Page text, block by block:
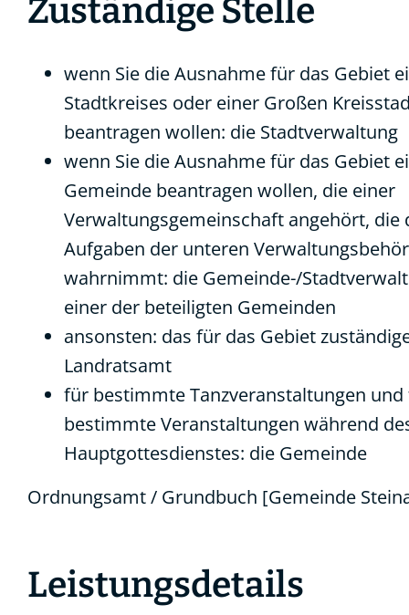
Zuständige Stelle
wenn Sie die Ausnahme für das Gebiet
Stadtkreises oder einer Großen
beantragen wollen: die Stadtverwaltung
wenn Sie die Ausnahme für das Gebiet
Gemeinde beantragen wollen, die einer
Verwaltungsgemeinschaft angehört, die
Aufgaben der unteren
wahrnimmt: die Gemeinde-/
einer der beteiligten Gemeinden
ansonsten: das für das Gebiet
Landratsamt
für bestimmte Tanzveranstaltungen
bestimmte Veranstaltungen während
Hauptgottesdienstes: die Gemeinde
Ordnungsamt / Grundbuch [Gemeinde
Leistungsdetails